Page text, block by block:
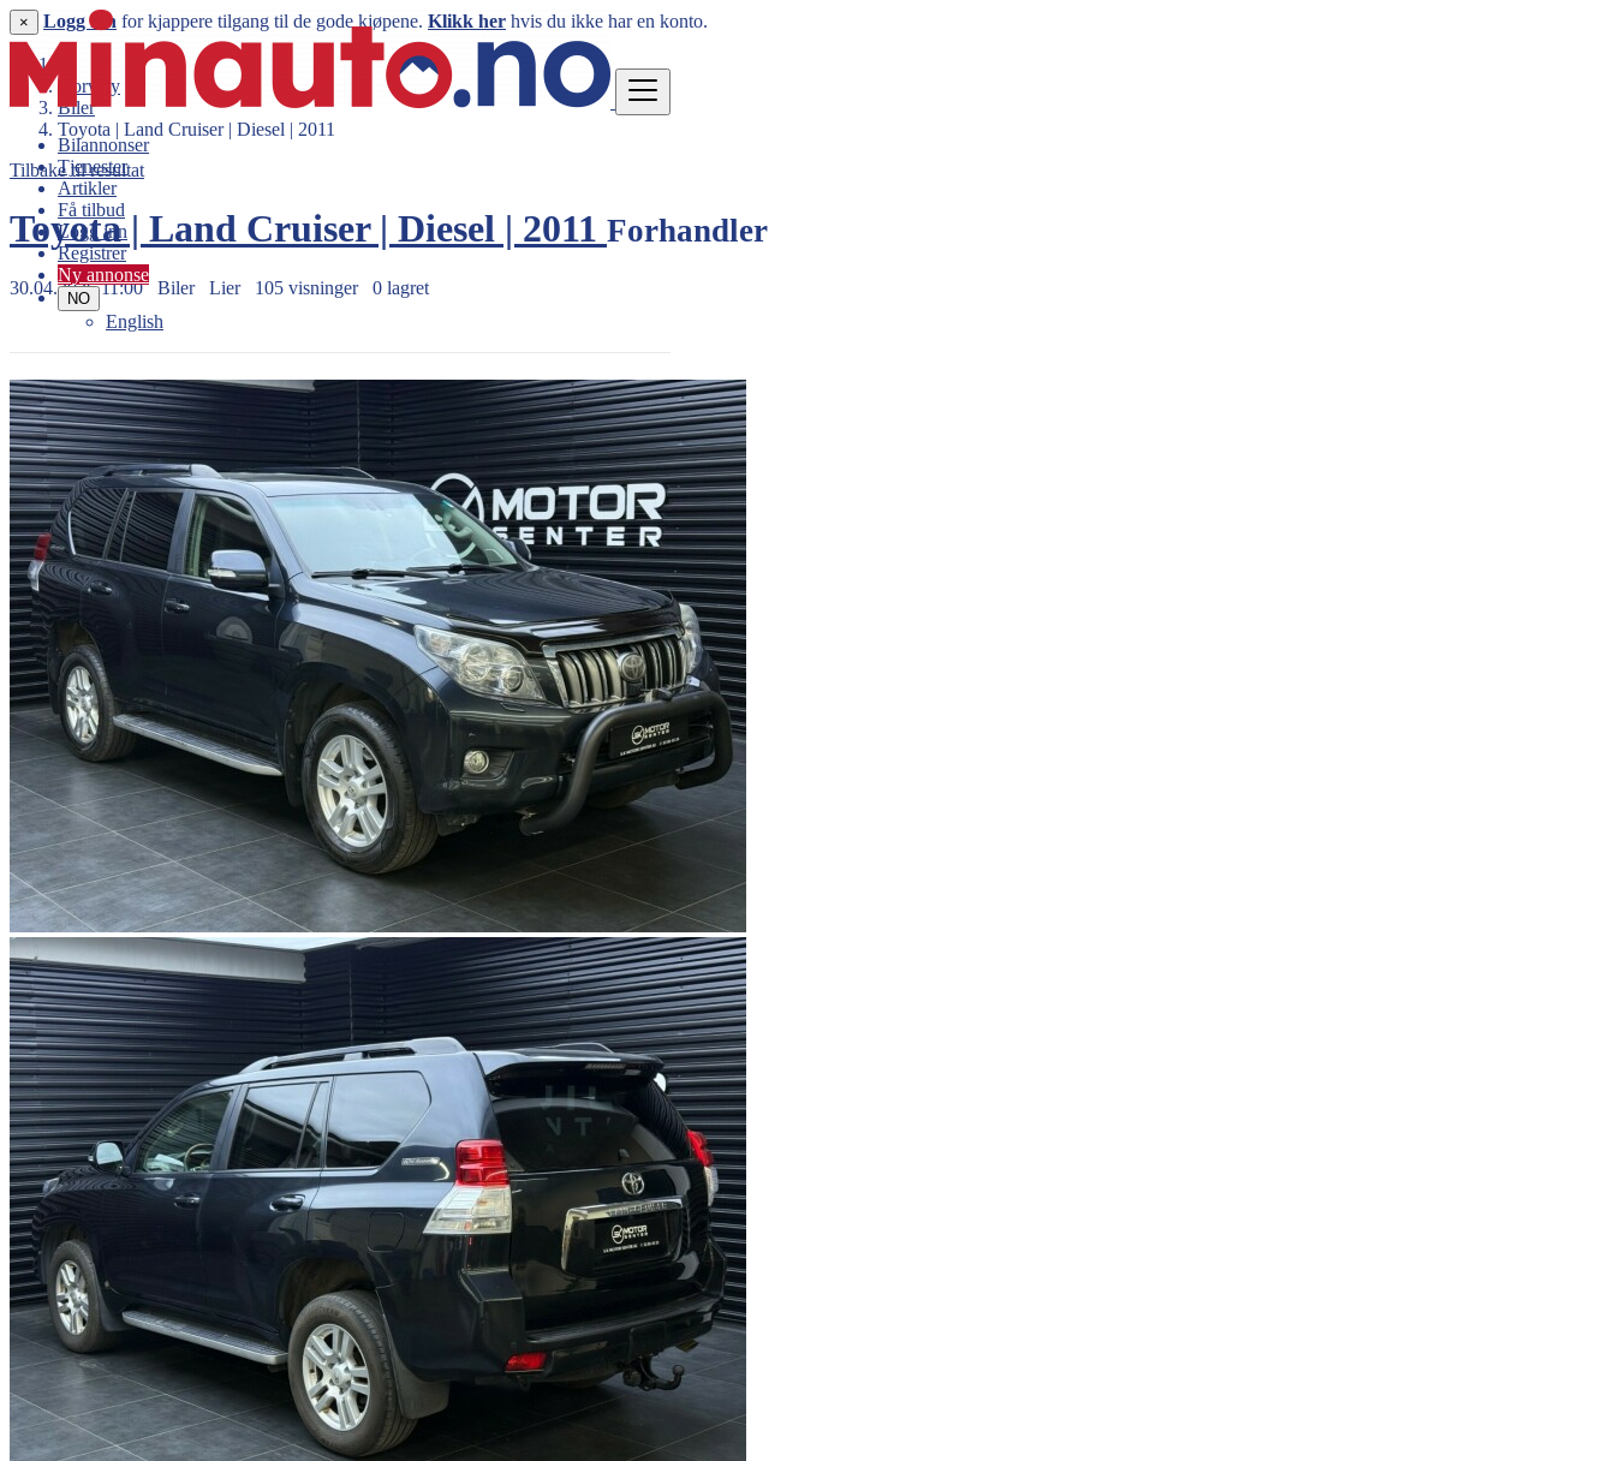
Bilannonser
Tjenester
Artikler
Få tilbud
Logg inn
Registrer
Ny annonse
NO
English
× Logg inn for kjappere tilgang til de gode kjøpene. Klikk her hvis du ikke har en konto.
Norway
Biler
Toyota | Land Cruiser | Diesel | 2011
Tilbake til resultat
Toyota | Land Cruiser | Diesel | 2011 Forhandler
30.04.2026 11:00 Biler Lier 105 visninger 0 lagret
359.900 kr